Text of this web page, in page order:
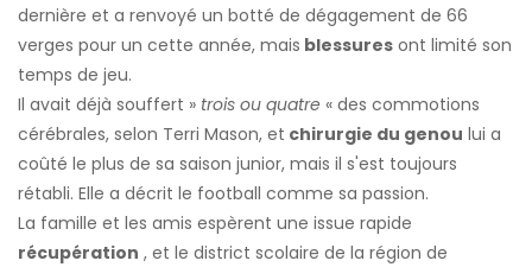
dernière et a renvoyé un botté de dégagement de 66
verges pour un cette année, mais blessures ont limité son
temps de jeu.
Il avait déjà souffert » trois ou quatre « des commotions
cérébrales, selon Terri Mason, et chirurgie du genou lui a
coûté le plus de sa saison junior, mais il s'est toujours
rétabli. Elle a décrit le football comme sa passion.
La famille et les amis espèrent une issue rapide
récupération , et le district scolaire de la région de